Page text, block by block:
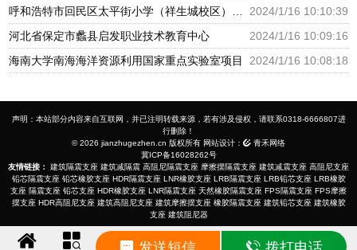
2024/1/16 10:10:39
河北省保定市蠡县启发职业技术教育中心
2024/1/16 10:09:16
海南大学南海海洋资源利用国家重点实验室项目
2024/1/16 10:08:18
声明：本站部分内容来自互联网，并已注明转载来源，若有涉及侵权，请联系0318-6666807进
行删除！
© 2026 jianzhugezhen.cn 版权所有 网站设计：
青禾网络
冀ICP备16028262号
友情链接：
建筑隔震支座 建筑减隔震 高阻尼隔震支座 摩擦摆隔震支座 建筑减震支座 高阻尼支座
铅芯隔震支座 铅芯橡胶支座 HDR隔震支座 LNR橡胶支座 LRB隔震支座 LRB铅芯支座 LRB橡胶
支座 隔震支座 铅芯支座 HDR橡胶支座 LNR隔震支座 天然橡胶隔震支座 FPS隔震支座 FPS摩擦
摆支座 HDR高阻尼支座 建筑高阻尼支座 建筑摩擦摆支座 橡胶隔震支座 建筑铅芯支座 建筑橡胶
支座 建筑阻尼器